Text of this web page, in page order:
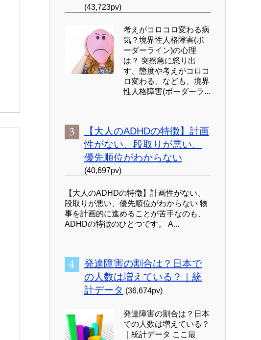
(43,723pv)
考えがコロコロ変わる病
気？境界性人格障害(ボ
ーダーライン)の心理
は？ 突然急に怒り出
す、態度や考えがコロコ
ロ変わる、なども、境界
性人格障害(ボーダーラ...
【大人のADHDの特徴】計画
性がない、段取りが悪い、
優先順位がわからない
(40,697pv)
【大人のADHDの特徴】計画性がない、
段取りが悪い、優先順位がわからない 物
事を計画的に進めることが苦手なのも、
ADHDの特徴のひとつです。 A...
発達障害の割合は？日本で
の人数は増えている？｜統
計データ (36,674pv)
発達障害の割合は？日本
での人数は増えている？
｜統計データ ここ最